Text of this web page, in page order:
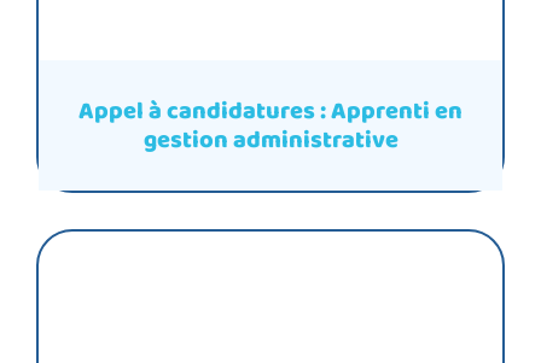
Appel à candidatures : Apprenti en
gestion administrative